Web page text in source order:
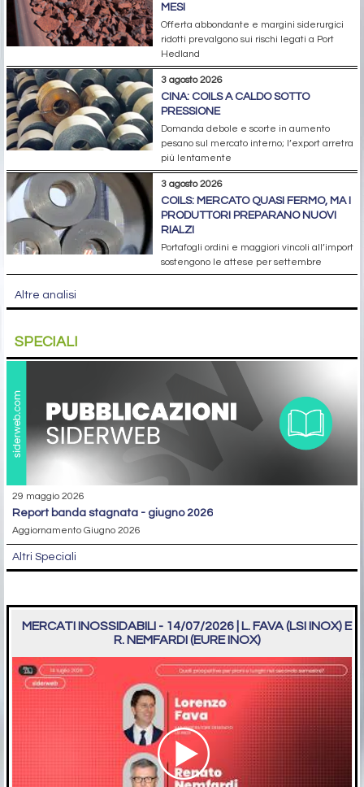
MESI
Offerta abbondante e margini siderurgici
ridotti prevalgono sui rischi legati a Port
Hedland
3 agosto 2026
CINA: COILS A CALDO SOTTO
PRESSIONE
Domanda debole e scorte in aumento
pesano sul mercato interno; l’export arretra
più lentamente
3 agosto 2026
COILS: MERCATO QUASI FERMO, MA I
PRODUTTORI PREPARANO NUOVI
RIALZI
Portafogli ordini e maggiori vincoli all’import
sostengono le attese per settembre
Altre analisi
SPECIALI
29 maggio 2026
report banda stagnata - giugno 2026
Aggiornamento Giugno 2026
Altri Speciali
MERCATI INOSSIDABILI - 14/07/2026 | L. FAVA (LSI INOX) E
R. NEMFARDI (EURE INOX)